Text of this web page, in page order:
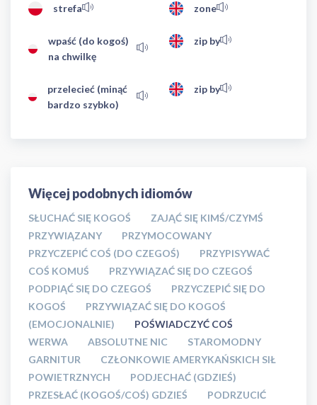
strefa zone
wpaść (do kogoś)
na chwilkę
zip by
przelecieć (minąć
bardzo szybko)
zip by
Więcej podobnych idiomów
SŁUCHAĆ SIĘ KOGOŚ
ZAJĄĆ SIĘ KIMŚ/CZYMŚ
PRZYWIĄZANY
PRZYMOCOWANY
PRZYCZEPIĆ COŚ (DO CZEGOŚ)
PRZYPISYWAĆ
COŚ KOMUŚ
PRZYWIĄZAĆ SIĘ DO CZEGOŚ
PODPIĄĆ SIĘ DO CZEGOŚ
PRZYCZEPIĆ SIĘ DO
KOGOŚ
PRZYWIĄZAĆ SIĘ DO KOGOŚ
(EMOCJONALNIE)
POŚWIADCZYĆ COŚ
WERWA
ABSOLUTNE NIC
STAROMODNY
GARNITUR
CZŁONKOWIE AMERYKAŃSKICH SIŁ
POWIETRZNYCH
PODJECHAĆ (GDZIEŚ)
PRZESŁAĆ (KOGOŚ/COŚ) GDZIEŚ
PODRZUCIĆ